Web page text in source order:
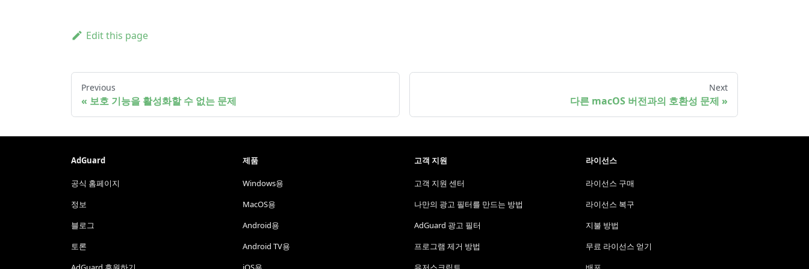
Edit this page
Previous
보호 기능을 활성화할 수 없는 문제
Next
다른 macOS 버전과의 호환성 문제
AdGuard
공식 홈페이지
정보
블로그
토론
제품
Windows용
MacOS용
Android용
Android TV용
고객 지원
고객 지원 센터
나만의 광고 필터를 만드는 방법
AdGuard 광고 필터
프로그램 제거 방법
라이선스
라이선스 구매
라이선스 복구
지불 방법
무료 라이선스 얻기